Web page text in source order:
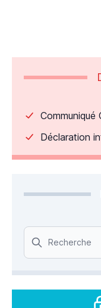
Communiqué
Déclaration
Search